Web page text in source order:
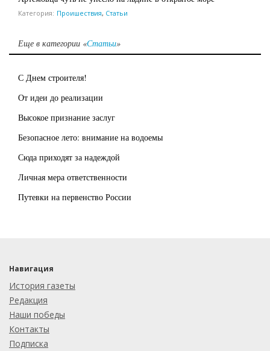
Категория: Проишествия, Статьи
Еще в категории «Статьи»
С Днем строителя!
От идеи до реализации
Высокое признание заслуг
Безопасное лето: внимание на водоемы
Сюда приходят за надеждой
Личная мера ответственности
Путевки на первенство России
Навигация
История газеты
Редакция
Наши победы
Контакты
Подписка